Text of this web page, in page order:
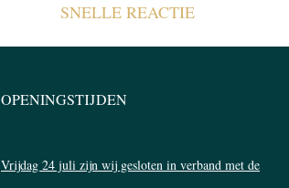
SNELLE REACTIE
OPENINGSTIJDEN
Vrijdag 24 juli zijn wij gesloten in verband met de